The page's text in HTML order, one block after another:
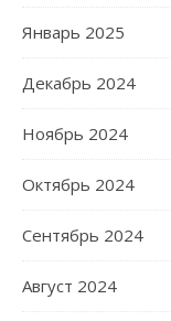
Январь 2025
Декабрь 2024
Ноябрь 2024
Октябрь 2024
Сентябрь 2024
Август 2024